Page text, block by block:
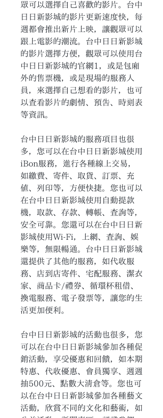
眾可以選擇自己喜歡的影片。台中
日日新影城的影片更新速度快，每
週都會推出新片上映，讓觀眾可以
跟上電影的潮流。台中日日新影城
的影片選擇方便，觀眾可以使用台
中日日新影城的官網1，或是包廂
外的售票機，或是現場的服務人
員，來選擇自己想看的影片，也可
以查看影片的劇情、預告、時刻表
等資訊。
台中日日新影城的服務項目也很
多，您可以在台中日日新影城使用
iBon服務，進行各種線上交易，
如繳費、寄件、取貨、訂票、充
值、列印等，方便快捷。您也可以
在台中日日新影城使用自動提款
機，取款、存款、轉帳、查詢等，
安全可靠。您還可以在台中日日新
影城使用Wi-Fi，上網、查詢、娛
樂等，無限暢通。台中日日新影城
還提供了其他的服務，如代收服
務、店到店寄件、宅配服務、潔衣
家、商品卡/禮券、循環杯租借、
換電服務、電子發票等，讓您的生
活更加便利。
台中日日新影城的活動也很多，您
可以在台中日日新影城參加各種促
銷活動，享受優惠和回饋，如本期
特惠、代收優惠、會員獨享、週週
抽500元、點數大清倉等。您也可
以在台中日日新影城參加各種藝文
活動，欣賞不同的文化和藝術，如